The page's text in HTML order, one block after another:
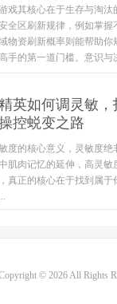
戏其核心在于生存与淘
全区刷新规律，例如掌
物资刷新概率则能帮助
手的第一道门槛。意识与
英如何调灵敏
控蜕变之路
度的核心意义，灵敏度
肌肉记忆的延伸，高灵
真正的核心在于找到属
© 2026 All Rights